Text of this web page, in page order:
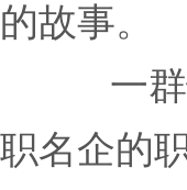
的故事。
一
职名企的